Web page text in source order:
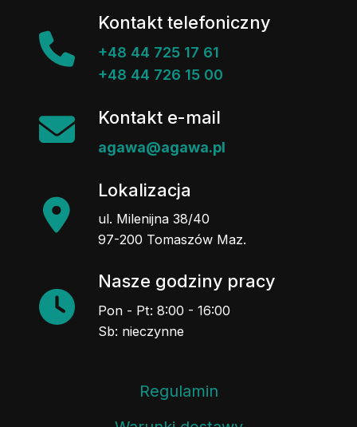
Kontakt telefoniczny
+48 44 725 17 61
+48 44 726 15 00
Kontakt e-mail
agawa@agawa.pl
Lokalizacja
ul. Milenijna 38/40
97-200 Tomaszów Maz.
Nasze godziny pracy
Pon - Pt: 8:00 - 16:00
Sb: nieczynne
Regulamin